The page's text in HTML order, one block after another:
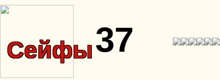
Сейфы37